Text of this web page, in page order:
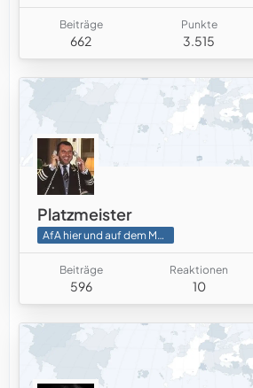
Beiträge
662
Punkte
3.515
Platzmeister
AfA hier und auf dem MdM
Beiträge
596
Reaktionen
10